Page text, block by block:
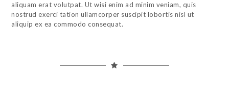
aliquam erat volutpat. Ut wisi enim ad minim veniam, quis
nostrud exerci tation ullamcorper suscipit lobortis nisl ut
aliquip ex ea commodo consequat.